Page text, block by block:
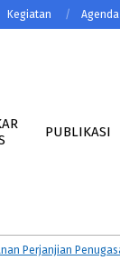
Kegiatan Agenda
PUBLIKASI
Penugasan